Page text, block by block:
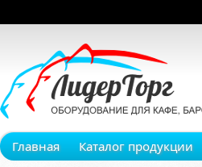
Главная Каталог продукции